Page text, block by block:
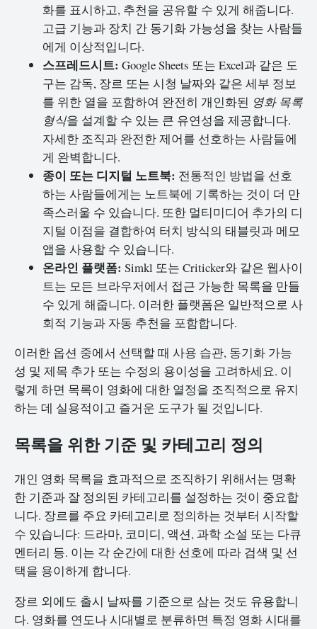
화를 표시하고, 추천을 공유할 수 있게 해줍니다.
고급 기능과 장치 간 동기화 가능성을 찾는 사람들
에게 이상적입니다.
스프레드시트: Google Sheets 또는 Excel과 같은 도
구는 감독, 장르 또는 시청 날짜와 같은 세부 정보
를 위한 열을 포함하여 완전히 개인화된 영화 목록
형식을 설계할 수 있는 큰 유연성을 제공합니다.
자세한 조직과 완전한 제어를 선호하는 사람들에
게 완벽합니다.
종이 또는 디지털 노트북: 전통적인 방법을 선호
하는 사람들에게는 노트북에 기록하는 것이 더 만
족스러울 수 있습니다. 또한 멀티미디어 추가의 디
지털 이점을 결합하여 터치 방식의 태블릿과 메모
앱을 사용할 수 있습니다.
온라인 플랫폼: Simkl 또는 Criticker와 같은 웹사이
트는 모든 브라우저에서 접근 가능한 목록을 만들
수 있게 해줍니다. 이러한 플랫폼은 일반적으로 사
회적 기능과 자동 추천을 포함합니다.
이러한 옵션 중에서 선택할 때 사용 습관, 동기화 가능
성 및 제목 추가 또는 수정의 용이성을 고려하세요. 이
렇게 하면 목록이 영화에 대한 열정을 조직적으로 유지
하는 데 실용적이고 즐거운 도구가 될 것입니다.
목록을 위한 기준 및 카테고리 정의
개인 영화 목록을 효과적으로 조직하기 위해서는 명확
한 기준과 잘 정의된 카테고리를 설정하는 것이 중요합
니다. 장르를 주요 카테고리로 정의하는 것부터 시작할
수 있습니다: 드라마, 코미디, 액션, 과학 소설 또는 다큐
멘터리 등. 이는 각 순간에 대한 선호에 따라 검색 및 선
택을 용이하게 합니다.
장르 외에도 출시 날짜를 기준으로 삼는 것도 유용합니
다. 영화를 연도나 시대별로 분류하면 특정 영화 시대를